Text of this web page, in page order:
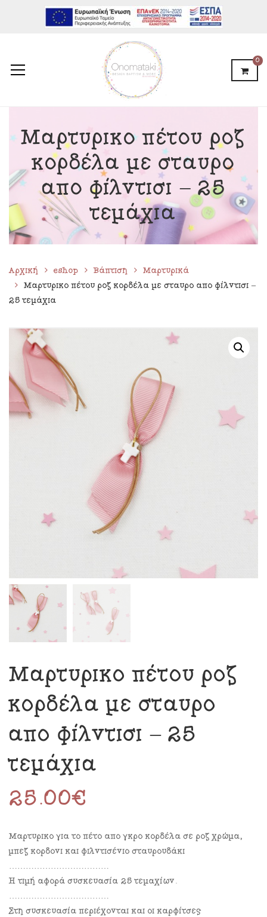
0
Μαρτυρικό πέτου ροζ
κορδέλα με σταυρό
από φίλντισι – 25
τεμάχια
Αρχική eshop Βάπτιση
Μαρτυρικά
Μαρτυρικό πέτου ροζ κορδέλα με σταυρό από φίλντισι –
25 τεμάχια
Μαρτυρικό πέτου ροζ
κορδέλα με σταυρό
από φίλντισι – 25
τεμάχια
25.00€
Μαρτυρικό για το πέτο από γκρο κορδέλα σε ροζ χρώμα,
μπεζ κορδόνι και φιλντισένιο σταυρουδάκι
………………………………
Η τιμή αφορά συσκευασία 25 τεμαχίων.
………………………………
Στη συσκευασία περιέχονται και οι καρφίτσες